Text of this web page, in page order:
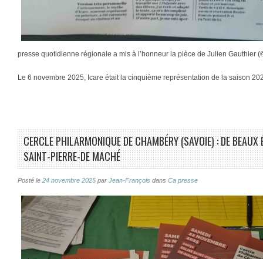
presse quotidienne régionale a mis à l’honneur la pièce de Julien Gauthier
Le 6 novembre 2025, Icare était la cinquième représentation de la saison
CERCLE PHILARMONIQUE DE CHAMBÉRY (SAVOIE) : DE BEAUX
SAINT-PIERRE-DE MACHÉ
Posté le 24 novembre 2025 par Jean-François dans Ca presse